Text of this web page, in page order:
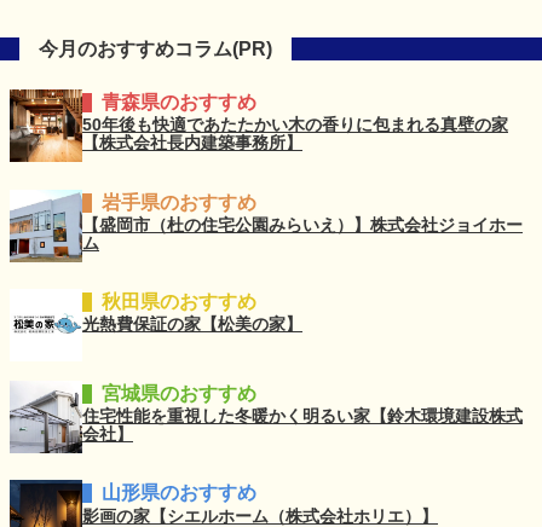
今月のおすすめコラム(PR)
青森県のおすすめ
50年後も快適であたたかい木の香りに包まれる真壁の家
【株式会社長内建築事務所】
岩手県のおすすめ
【盛岡市（杜の住宅公園みらいえ）】株式会社ジョイホー
ム
秋田県のおすすめ
光熱費保証の家【松美の家】
宮城県のおすすめ
住宅性能を重視した冬暖かく明るい家【鈴木環境建設株式
会社】
山形県のおすすめ
影画の家【シエルホーム（株式会社ホリエ）】